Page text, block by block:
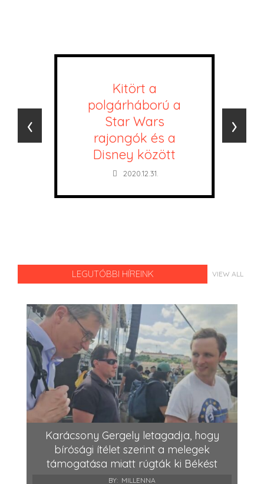
Kitört a
polgárháború a
Star Wars
rajongók és a
Disney között
2020.12.31.
‹ ›
LEGUTÓBBI HÍREINK VIEW ALL
Karácsony Gergely letagadja, hogy
bírósági ítélet szerint a melegek
támogatása miatt rúgták ki Békést
BY: MILLENNA